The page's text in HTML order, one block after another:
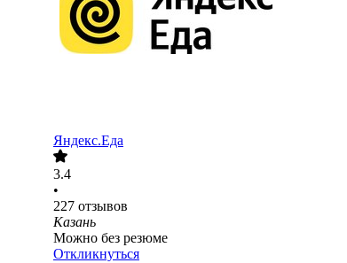
Яндекс.Еда
3.4
•
227 отзывов
Казань
Можно без резюме
Откликнуться